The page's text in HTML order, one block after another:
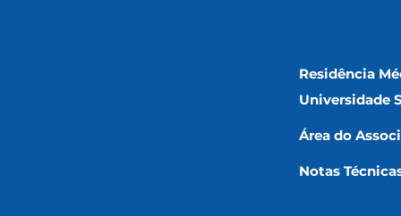
Residência
Universidade
Área do
Notas